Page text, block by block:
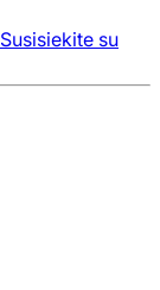
Susisiekite su